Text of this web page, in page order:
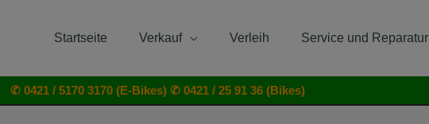
Startseite Verkauf Verleih Service und Reparatur
✆ 0421 / 5170 3170 (E-Bikes) ✆ 0421 / 25 91 36 (Bikes)